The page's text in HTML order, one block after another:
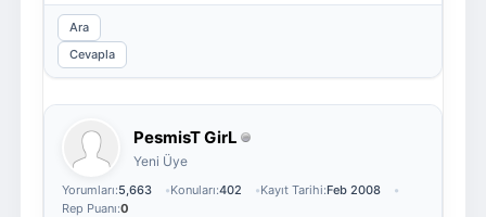
Ara
Cevapla
PesmisT GirL
Yeni Üye
Yorumları:5,663 Konuları:402 Kayıt Tarihi:Feb 2008
Rep Puanı:0